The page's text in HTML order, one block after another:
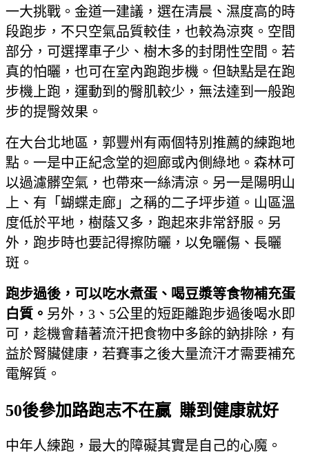
一大挑戰。金道一建議，選在清晨、濕度高的時
段跑步，不只空氣品質較佳，也較為涼爽。空間
部分，可選擇車子少、樹木多的封閉性空間。若
真的怕曬，也可在室內跑跑步機。但缺點是在跑
步機上跑，運動到的臀肌較少，無法達到一般跑
步的提臀效果。
在大台北地區，郭豐州有兩個特別推薦的練跑地
點。一是中正紀念堂的迴廊或內側綠地。森林可
以過濾髒空氣，也帶來一絲清涼。另一是陽明山
上、有「蝴蝶走廊」之稱的二子坪步道。山區溫
度低於平地，樹蔭又多，跑起來非常舒服。另
外，跑步時也要記得擦防曬，以免曬傷、長曬
斑。
跑步過後，可以吃水煮蛋、喝豆漿等食物補充蛋
白質。 另外，3、5公里的短距離跑步過後喝水即
可，趁機會藉著流汗把食物中多餘的鈉排除，有
益於腎臟健康，若賽事之後大量流汗才需要補充
電解質。
50後參加路跑志不在贏 賺到健康就好
中年人練跑，最大的障礙其實是自己的心魔。